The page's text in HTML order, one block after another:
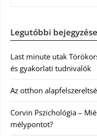
Legutóbbi
Last minute utak
és gyakorlati tudnivalók
Az otthon
Corvin Pszichológia –
mélypontot?